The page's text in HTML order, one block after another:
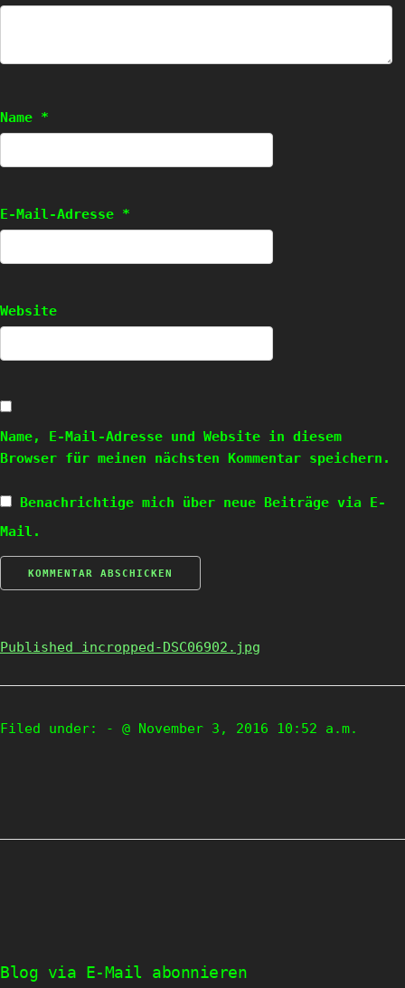
Name *
E-Mail-Adresse *
Website
Name, E-Mail-Adresse und Website in diesem
Browser für meinen nächsten Kommentar speichern.
Benachrichtige mich über neue Beiträge via E-
Mail.
Published incropped-DSC06902.jpg
Filed under: - @ November 3, 2016 10:52 a.m.
Blog via E-Mail abonnieren